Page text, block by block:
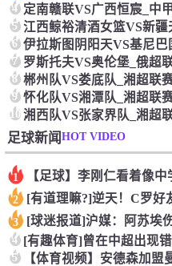
4 定南赣联VS广西恒宸_中
5 江西鲸裕清酒女篮VS新疆
6 伊拉斯图阴阳天VS基尼巴
7 罗斯托夫VS奥伦堡_俄超
8 郴州队VS娄底队_湘超联
9 怀化队VS湘潭队_湘超联
10湘西队VS张家界队_湘超
足球新闻HOT VIDEO
1
2
3
4
5